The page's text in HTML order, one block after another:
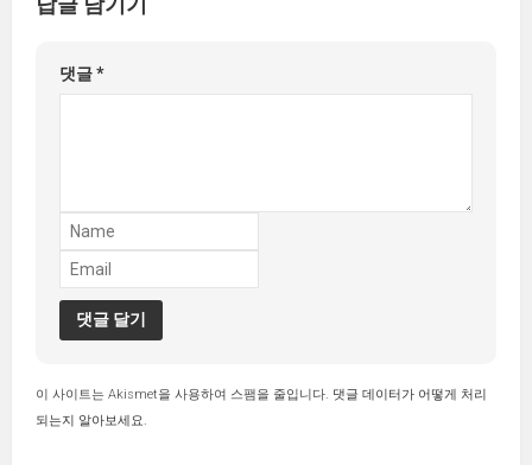
댓글*
이 사이트는 Akismet을 사용하여 스팸을 줄입니다. 댓글 데이터가 어떻게 처리
되는지 알아보세요.